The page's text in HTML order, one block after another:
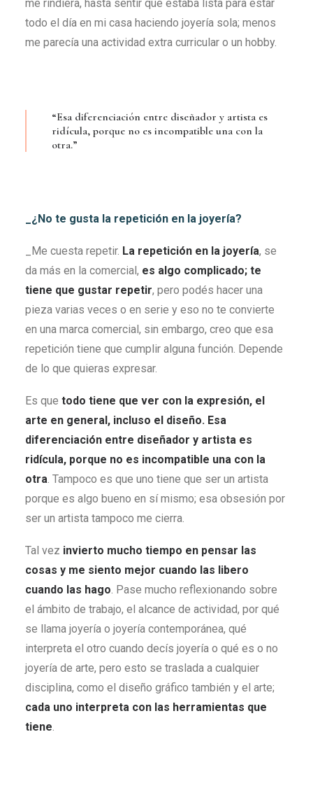
me rindiera, hasta sentir que estaba lista para estar
todo el día en mi casa haciendo joyería sola; menos
me parecía una actividad extra curricular o un hobby.
“Esa diferenciación entre diseñador y artista es
ridícula, porque no es incompatible una con la
otra.”
_¿No te gusta la repetición en la joyería?
_Me cuesta repetir. La repetición en la joyería, se
da más en la comercial, es algo complicado; te
tiene que gustar repetir, pero podés hacer una
pieza varias veces o en serie y eso no te convierte
en una marca comercial, sin embargo, creo que esa
repetición tiene que cumplir alguna función. Depende
de lo que quieras expresar.
Es que todo tiene que ver con la expresión, el
arte en general, incluso el diseño. Esa
diferenciación entre diseñador y artista es
ridícula, porque no es incompatible una con la
otra. Tampoco es que uno tiene que ser un artista
porque es algo bueno en sí mismo; esa obsesión por
ser un artista tampoco me cierra.
Tal vez invierto mucho tiempo en pensar las
cosas y me siento mejor cuando las libero
cuando las hago. Pase mucho reflexionando sobre
el ámbito de trabajo, el alcance de actividad, por qué
se llama joyería o joyería contemporánea, qué
interpreta el otro cuando decís joyería o qué es o no
joyería de arte, pero esto se traslada a cualquier
disciplina, como el diseño gráfico también y el arte;
cada uno interpreta con las herramientas que
tiene.